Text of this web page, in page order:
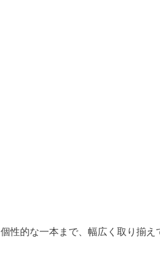
性的な一本まで、幅広く取り揃え